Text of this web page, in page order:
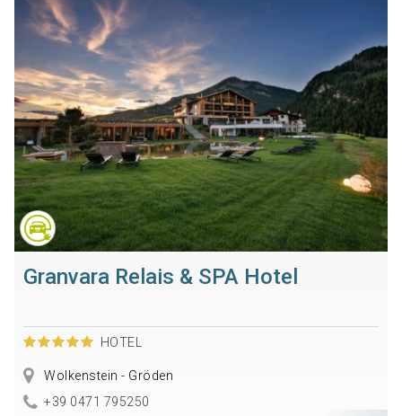
Granvara Relais & SPA Hotel
HOTEL
Wolkenstein - Gröden
+39 0471 795250